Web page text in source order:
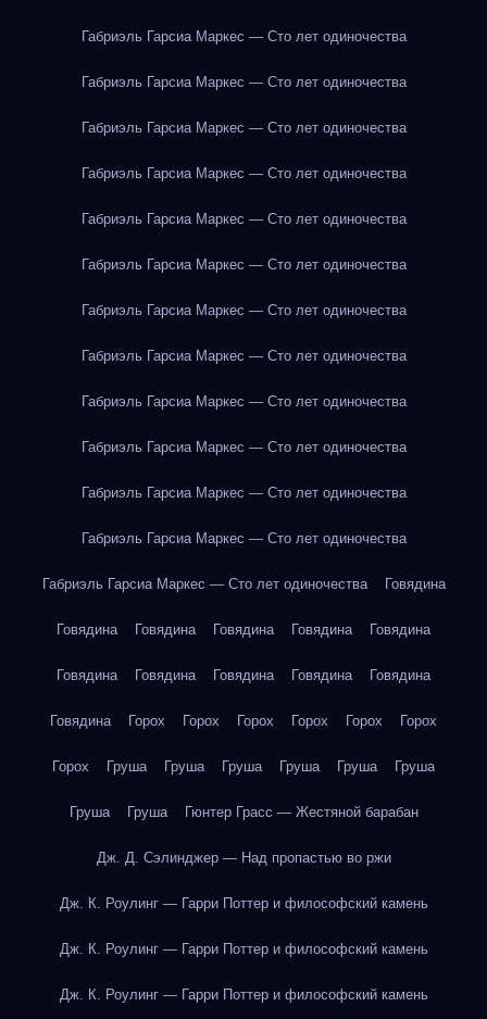
Габриэль Гарсиа Маркес — Сто лет одиночества
Габриэль Гарсиа Маркес — Сто лет одиночества
Габриэль Гарсиа Маркес — Сто лет одиночества
Габриэль Гарсиа Маркес — Сто лет одиночества
Габриэль Гарсиа Маркес — Сто лет одиночества
Габриэль Гарсиа Маркес — Сто лет одиночества
Габриэль Гарсиа Маркес — Сто лет одиночества
Габриэль Гарсиа Маркес — Сто лет одиночества
Габриэль Гарсиа Маркес — Сто лет одиночества
Габриэль Гарсиа Маркес — Сто лет одиночества
Габриэль Гарсиа Маркес — Сто лет одиночества
Габриэль Гарсиа Маркес — Сто лет одиночества
Габриэль Гарсиа Маркес — Сто лет одиночества Говядина
Говядина Говядина Говядина Говядина Говядина
Говядина Говядина Говядина Говядина Говядина
Говядина Горох Горох Горох Горох Горох Горох
Горох Груша Груша Груша Груша Груша Груша
Груша Груша Гюнтер Грасс — Жестяной барабан
Дж. Д. Сэлинджер — Над пропастью во ржи
Дж. К. Роулинг — Гарри Поттер и философский камень
Дж. К. Роулинг — Гарри Поттер и философский камень
Дж. К. Роулинг — Гарри Поттер и философский камень